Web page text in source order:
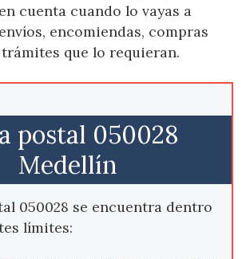
cuenta cuando lo vayas a
encomiendas, compras
que lo requieran.
postal 050028
Medellín
050028 se encuentra dentro
límites: